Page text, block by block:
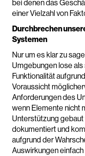
bei denen das
einer Vielzahl von
Durchbrechen
Systemen
Nur um es klar zu
Umgebungen lose
Funktionalität
Voraussicht
Anforderungen des
wenn Elemente nicht
Unterstützung
dokumentiert und
aufgrund der
Auswirkungen